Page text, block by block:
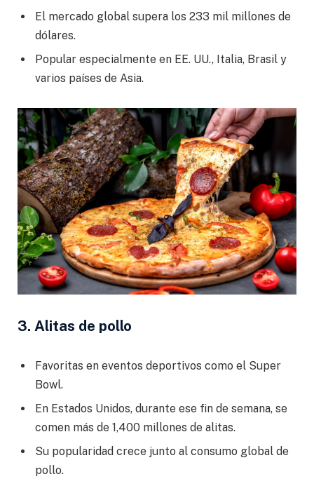
El mercado global supera los 233 mil millones de
dólares.
Popular especialmente en EE. UU., Italia, Brasil y
varios países de Asia.
3. Alitas de pollo
Favoritas en eventos deportivos como el Super
Bowl.
En Estados Unidos, durante ese fin de semana, se
comen más de 1,400 millones de alitas.
Su popularidad crece junto al consumo global de
pollo.